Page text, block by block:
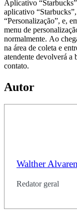
Aplicativo
aplicativo
“Personalização”, e,
menu de
normalmente. Ao
na área de coleta e
atendente devolverá a
contato.
Autor
Walther
Redator geral